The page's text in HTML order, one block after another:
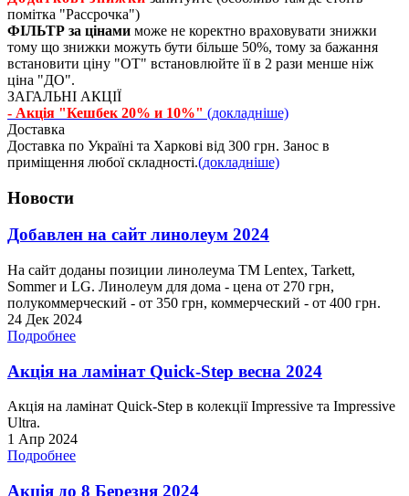
помітка "Рассрочка")
ФІЛЬТР за цінами може не коректно враховувати знижки
тому що знижки можуть бути більше 50%, тому за бажання
встановити ціну "ОТ" встановлюйте її в 2 рази менше ніж
ціна "ДО".
ЗАГАЛЬНІ АКЦІЇ
- Акція "Кешбек 20% и 10%" (докладніше)
Доставка
Доставка по Україні та Харкові від 300 грн. Занос в
приміщення любої складності.(докладніше)
Новости
Добавлен на сайт линолеум 2024
На сайт доданы позиции линолеума ТМ Lentex, Tarkett,
Sommer и LG. Линолеум для дома - цена от 270 грн,
полукоммерческий - от 350 грн, коммерческий - от 400 грн.
24 Дек 2024
Подробнее
Акція на ламінат Quick-Step весна 2024
Акція на ламінат Quick-Step в колекції Impressive та Impressive
Ultra.
1 Апр 2024
Подробнее
Акція до 8 Березня 2024